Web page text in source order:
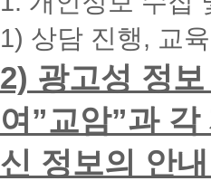
폰
입
력
시
면
빠
른
1) 상담 진행, 교
2) 광고성 정
여”교암”과
신 정보의 안